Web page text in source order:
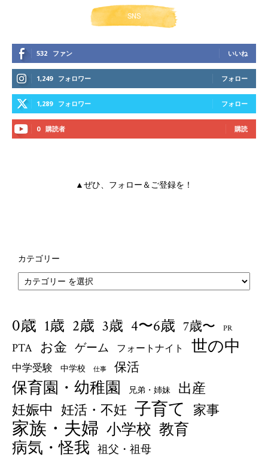
SNS
532 ファン いいね
1,249 フォロワー フォロー
1,289 フォロワー フォロー
0 購読者 購読
▲ぜひ、フォロー＆ご登録を！
カテゴリー
0歳 1歳 2歳 3歳 4〜6歳 7歳〜 PR
PTA お金 ゲーム フォートナイト 世の中
中学受験 中学校 仕事 保活
保育園・幼稚園 兄弟・姉妹 出産
妊娠中 妊活・不妊 子育て 家事
家族・夫婦 小学校 教育
病気・怪我 祖父・祖母